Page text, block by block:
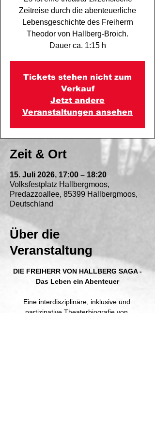
Zeitreise durch die abenteuerliche
Lebensgeschichte des Freiherrn
Theodor von Hallberg-Broich.
Dauer ca. 1:15 h
Tickets stehen nicht zum
Verkauf
Jetzt andere
Veranstaltungen ansehen
Zeit & Ort
15. Juli 2026, 17:00 – 18:20
Volksfestplatz Hallbergmoos,
Predazzoallee, 85399 Hallbergmoos,
Deutschland
Über die
Veranstaltung
DIE FREIHERR VON HALLBERG SAGA -
Das Leben ein Abenteuer
Eine interdisziplinäre, inklusive und
partizipative Theaterbiografie von